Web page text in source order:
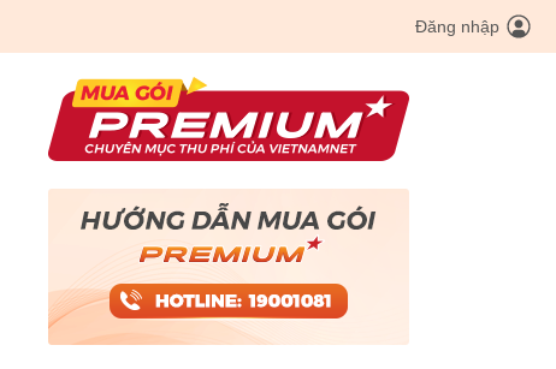
Đăng nhập